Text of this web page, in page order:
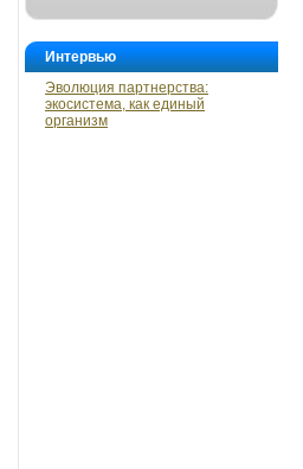
Интервью
Эволюция партнерства:
экосистема, как единый
организм